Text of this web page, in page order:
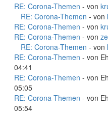
RE: Corona-Themen - von
RE: Corona-Themen - von
RE: Corona-Themen - von
RE: Corona-Themen - von
RE: Corona-Themen - von
RE: Corona-Themen - von
04:41
RE: Corona-Themen - von
05:05
RE: Corona-Themen - von
05:54